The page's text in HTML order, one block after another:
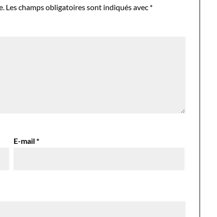
Les champs obligatoires sont indiqués avec *
E-mail*